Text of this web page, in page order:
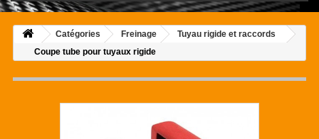
Catégories Freinage
Tuyau rigide et raccords
Coupe tube pour tuyaux rigide